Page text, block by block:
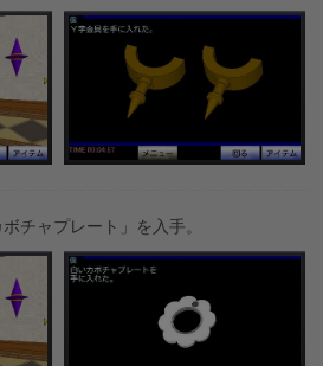
チャプレート」を入手。